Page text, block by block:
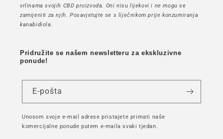
vrlinama svojih CBD proizvoda. Oni nisu lijekovi i ne mogu se
zamijeniti za njih. Posavjetujte se s liječnikom prije konzumiranja
kanabidiola.
Pridružite se našem newsletteru za ekskluzivne
ponude!
E-pošta
Unosom svoje e-mail adrese pristajete primati naše
komercijalne ponude putem e-maila svaki tjedan.